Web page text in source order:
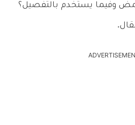
وفيما يستخدم بالتفصيل؟